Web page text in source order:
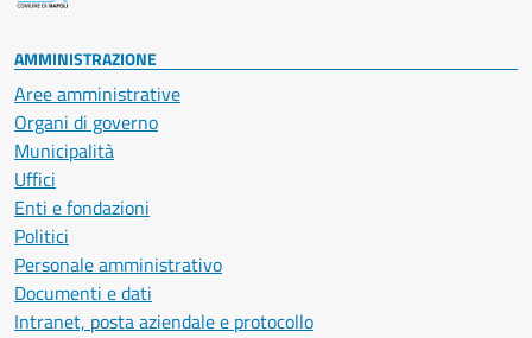
AMMINISTRAZIONE
Aree amministrative
Organi di governo
Municipalità
Uffici
Enti e fondazioni
Politici
Personale amministrativo
Documenti e dati
Intranet, posta aziendale e protocollo